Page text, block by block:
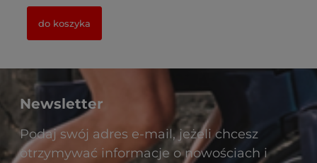
do koszyka
Newsletter
Podaj swój adres e-mail, jeżeli chcesz
otrzymywać informacje o nowościach i